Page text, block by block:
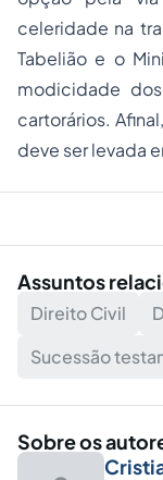
celeridade na
Tabelião e o
modicidade
cartorários.
deve ser levada
Assuntos
Direito Civil
Sucessão
Sobre os